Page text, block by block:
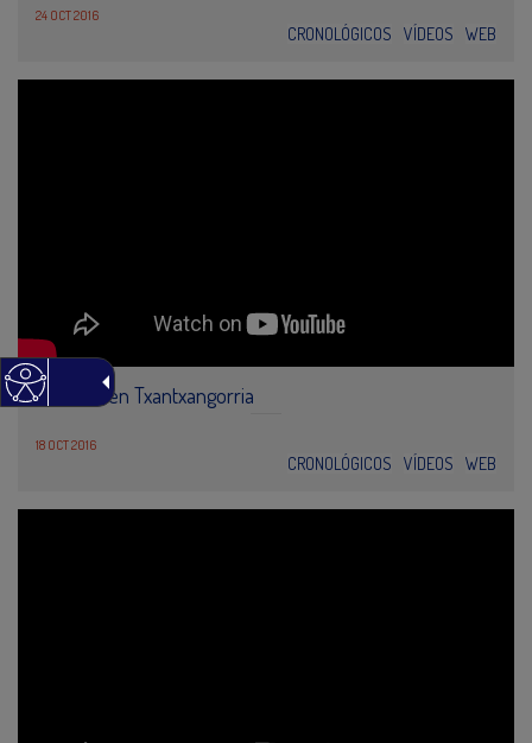
24 OCT 2016
CRONOLÓGICOS VÍDEOS WEB
Euskararen Txantxangorria
18 OCT 2016
CRONOLÓGICOS VÍDEOS WEB